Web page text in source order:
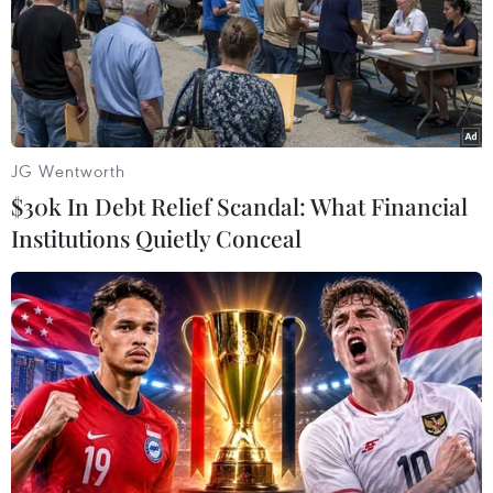
30/07/2026 12:00
Nơi tiếng mẹ đẻ được hồi sinh giữa
Kiều bào tại Đức hơn 10 năm dành
nhà miễn phí cho con em chiến sỹ
Trường Sa
30/07/2026 02:03
Phát huy nguồn lực người Việt ở
nước ngoài: Từ đối ngoại đến động
JG Wentworth
$30k In Debt Relief Scandal: What Financial
Institutions Quietly Conceal